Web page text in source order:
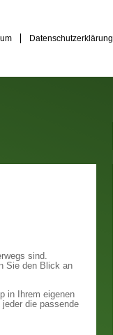
Datenschutzerklärung
sind.
Sie den Blick an
in Ihrem eigenen
die passende